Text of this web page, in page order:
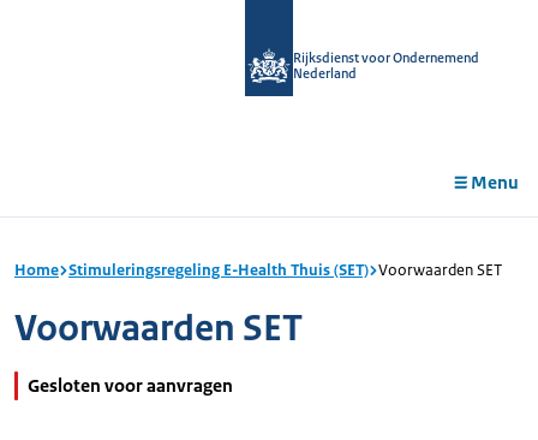
Rijksdienst voor Ondernemend
Nederland
Menu
Home Stimuleringsregeling E-Health Thuis (SET) Voorwaarden SET
Voorwaarden SET
Gesloten voor aanvragen